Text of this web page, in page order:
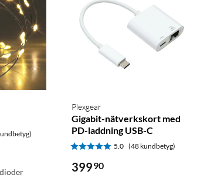
5×) + 10 MP (f/2.4, OIS, 3×)
Plexgear
Gigabit-nätverkskort med
PD-laddning USB-C
5.0 (48 kundbetyg)
39990